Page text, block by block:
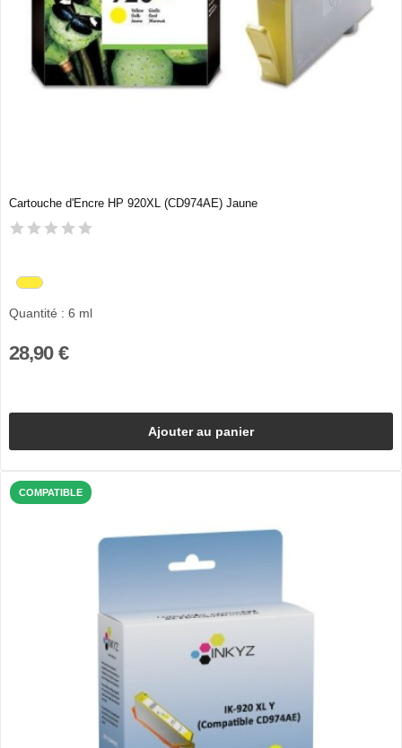
Cartouche d'Encre HP 920XL (CD974AE) Jaune
Quantité : 6 ml
28,90 €
Ajouter au panier
COMPATIBLE